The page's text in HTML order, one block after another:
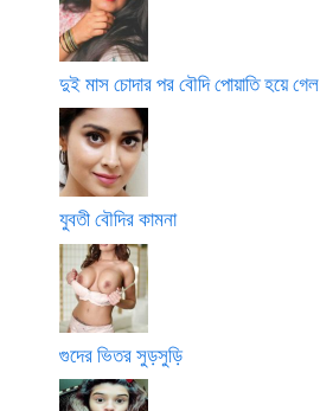
দুই মাস চোদার পর বৌদি পোয়াতি হয়ে গেল
যুবতী বৌদির কামনা
গুদের ভিতর সুড়সুড়ি